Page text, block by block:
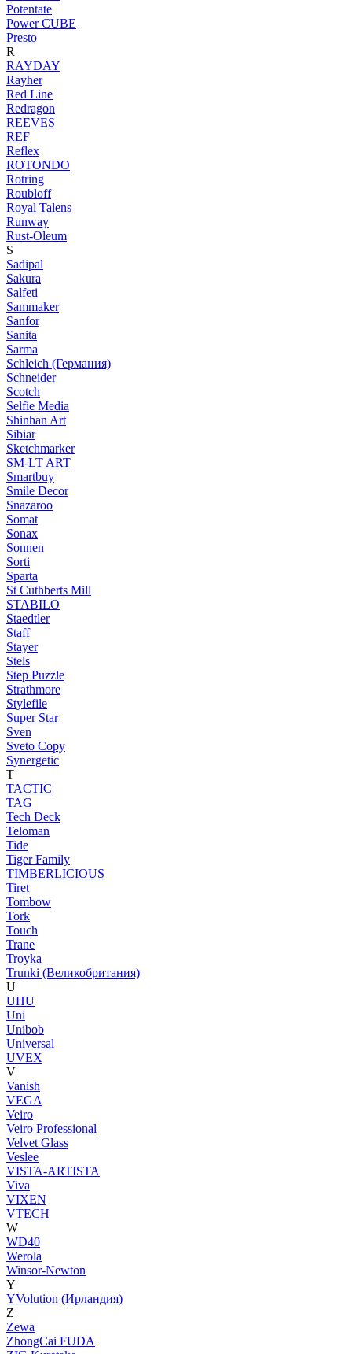
Potentate
Power CUBE
Presto
R
RAYDAY
Rayher
Red Line
Redragon
REEVES
REF
Reflex
ROTONDO
Rotring
Roubloff
Royal Talens
Runway
Rust-Oleum
S
Sadipal
Sakura
Salfeti
Sammaker
Sanfor
Sanita
Sarma
Schleich (Германия)
Schneider
Scotch
Selfie Media
Shinhan Art
Sibiar
Sketchmarker
SM-LT ART
Smartbuy
Smile Decor
Snazaroo
Somat
Sonax
Sonnen
Sorti
Sparta
St Cuthberts Mill
STABILO
Staedtler
Staff
Stayer
Stels
Step Puzzle
Strathmore
Stylefile
Super Star
Sven
Sveto Copy
Synergetic
T
TACTIC
TAG
Tech Deck
Teloman
Tide
Tiger Family
TIMBERLICIOUS
Tiret
Tombow
Tork
Touch
Trane
Troyka
Trunki (Великобритания)
U
UHU
Uni
Unibob
Universal
UVEX
V
Vanish
VEGA
Veiro
Veiro Professional
Velvet Glass
Veslee
VISTA-ARTISTA
Viva
VIXEN
VTECH
W
WD40
Werola
Winsor-Newton
Y
YVolution (Ирландия)
Z
Zewa
ZhongCai FUDA